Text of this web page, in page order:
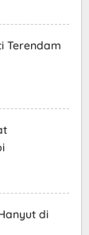
Terendam
di